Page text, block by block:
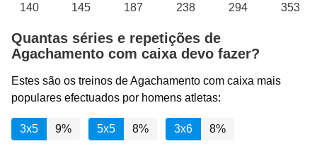
140
145 187 238 294 353
Quantas séries e repetições de
Agachamento com caixa devo fazer?
Estes são os treinos de Agachamento com caixa mais
populares efectuados por homens atletas:
3x5 9% 5x5 8% 3x6 8%